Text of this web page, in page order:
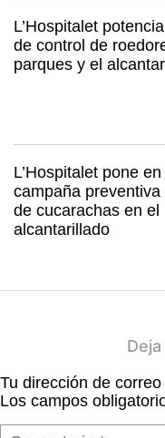
L’Hospitalet
de control de
parques y el
L’Hospitalet pone
campaña preventiva
de cucarachas en el
alcantarillado
Tu dirección de
Los campos